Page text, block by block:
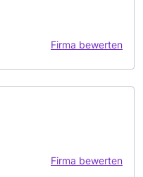
Firma bewerten
Firma bewerten